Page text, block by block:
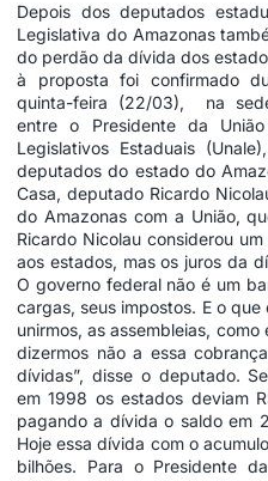
Depois dos deputados
Legislativa do Amazonas
do perdão da dívida dos
à proposta foi confirmado
quinta-feira (22/03), na
entre o Presidente da
Legislativos Estaduais
deputados do estado do
Casa, deputado Ricardo
do Amazonas com a União,
Ricardo Nicolau considerou
aos estados, mas os juros da
O governo federal não é um
cargas, seus impostos. E o
unirmos, as assembleias,
dizermos não a essa
dívidas”, disse o deputado.
em 1998 os estados deviam
pagando a dívida o saldo em
Hoje essa dívida com o
bilhões. Para o Presidente